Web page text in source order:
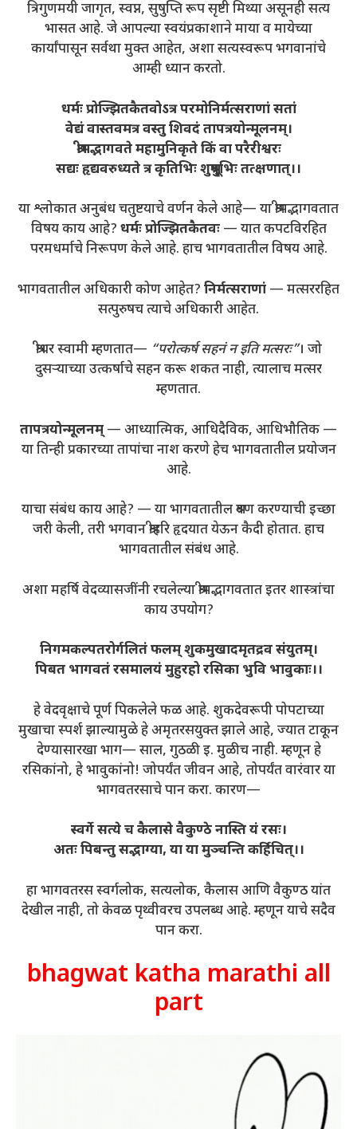
त्रिगुणमयी जागृत, स्वप्न, सुषुप्ति रूप सृष्टी मिथ्या असूनही सत्य
भासत आहे. जे आपल्या स्वयंप्रकाशाने माया व मायेच्या
कार्यांपासून सर्वथा मुक्त आहेत, अशा सत्यस्वरूप भगवानांचे
आम्ही ध्यान करतो.
धर्मः प्रोज्झितकैतवोऽत्र परमोनिर्मत्सराणां सतां
वेद्यं वास्तवमत्र वस्तु शिवदं तापत्रयोन्मूलनम्।
श्रीमद्भागवते महामुनिकृते किं वा परैरीश्वरः
सद्यः हृद्यवरुध्यते त्र कृतिभिः शुश्रूषुभिः तत्क्षणात्।।
या श्लोकात अनुबंध चतुष्टयाचे वर्णन केले आहे— या श्रीमद्भागवतात
विषय काय आहे? धर्मः प्रोज्झितकैतवः— यात कपटविरहित
परमधर्माचे निरूपण केले आहे. हाच भागवतातील विषय आहे.
भागवतातील अधिकारी कोण आहेत? निर्मत्सराणां — मत्सररहित
सत्पुरुषच त्याचे अधिकारी आहेत.
श्रीधर स्वामी म्हणतात— “परोत्कर्ष सहनं न इति मत्सरः”। जो
दुसऱ्याच्या उत्कर्षाचे सहन करू शकत नाही, त्यालाच मत्सर
म्हणतात.
तापत्रयोन्मूलनम्— आध्यात्मिक, आधिदैविक, आधिभौतिक —
या तिन्ही प्रकारच्या तापांचा नाश करणे हेच भागवतातील प्रयोजन
आहे.
याचा संबंध काय आहे? — या भागवतातील श्रवण करण्याची इच्छा
जरी केली, तरी भगवान श्रीहरि हृदयात येऊन कैदी होतात. हाच
भागवतातील संबंध आहे.
अशा महर्षि वेदव्यासजींनी रचलेल्या श्रीमद्भागवतात इतर शास्त्रांचा
काय उपयोग?
निगमकल्पतरोर्गलितं फलम् शुकमुखादमृतद्रव संयुतम्।
पिबत भागवतं रसमालयं मुहुरहो रसिका भुवि भावुकाः।।
हे वेदवृक्षाचे पूर्ण पिकलेले फळ आहे. शुकदेवरूपी पोपटाच्या
मुखाचा स्पर्श झाल्यामुळे हे अमृतरसयुक्त झाले आहे, ज्यात टाकून
देण्यासारखा भाग— साल, गुठळी इ. मुळीच नाही. म्हणून हे
रसिकांनो, हे भावुकांनो! जोपर्यंत जीवन आहे, तोपर्यंत वारंवार या
भागवतरसाचे पान करा. कारण—
स्वर्गे सत्ये च कैलासे वैकुण्ठे नास्ति यं रसः।
अतः पिबन्तु सद्भाग्या, या या मुञ्चन्ति कर्हिचित्।।
हा भागवतरस स्वर्गलोक, सत्यलोक, कैलास आणि वैकुण्ठ यांत
देखील नाही, तो केवळ पृथ्वीवरच उपलब्ध आहे. म्हणून याचे सदैव
पान करा.
bhagwat katha marathi all
part